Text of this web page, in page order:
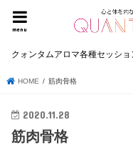
menu
クォンタムアロマ各種セッシ
HOME 筋肉骨格
2020.11.28
筋肉骨格